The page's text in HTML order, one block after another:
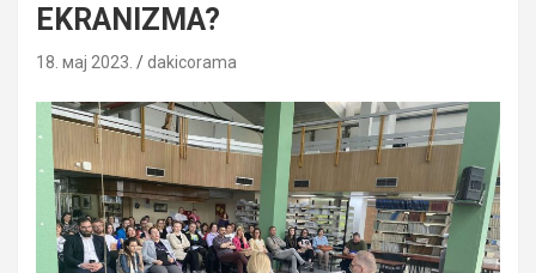
EKRANIZMA?
18. мај 2023. dakicorama